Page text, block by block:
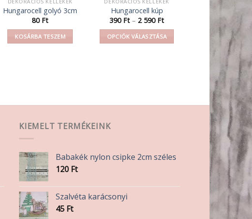
Hungarocell golyó 3cm
80 Ft
KOSÁRBA TESZEM
Hungarocell kúp
390 Ft – 2 590 FtÁrtartomány:
-
2
OPCIÓK VÁLASZTÁSA
van.
választhatók
KIEMELT TERMÉKEINK
Babakék nylon csipke 2cm széles
120 Ft
Szalvéta karácsonyi
45 Ft